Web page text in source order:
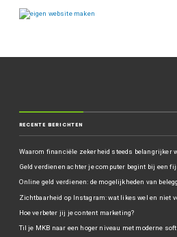
RECENTE BERICHTEN
Waarom financiële zekerheid steeds belangrijker
Geld verdienen achter je computer begint bij een
Online geld verdienen: de mogelijkheden van
Zichtbaarheid op Instagram: wat likes wel en niet
Hoe verbeter jij je content marketing?
Til je MKB naar een hoger niveau met moderne